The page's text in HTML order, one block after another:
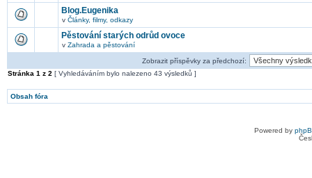
Blog.Eugenika
v Články, filmy, odkazy
Pěstování starých odrůd ovoce
v Zahrada a pěstování
Zobrazit příspěvky za předchozí:
Stránka 1 z 2 [ Vyhledáváním bylo nalezeno 43 výsledků ]
Obsah fóra
Powered by